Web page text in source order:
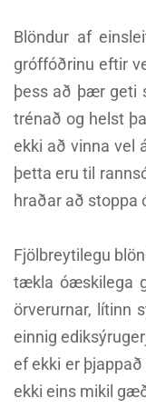
Blöndur af
gróffóðrinu eftir
þess að þær geti
trénað og helst
ekki að vinna vel
þetta eru til
hraðar að stoppa
Fjölbreytilegu
tækla óæskilega
örverurnar, lítinn
einnig
ef ekki er
ekki eins mikil